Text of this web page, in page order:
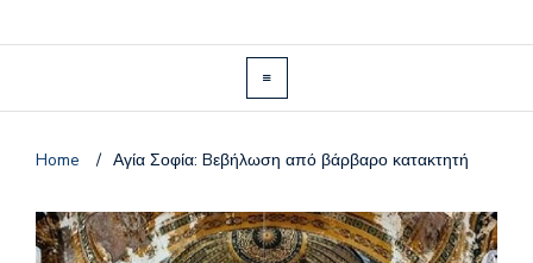
Home / Αγία Σοφία: Bεβήλωση από βάρβαρο κατακτητή